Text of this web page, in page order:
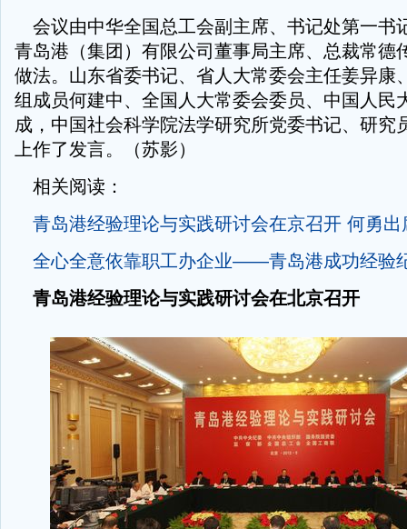
会议由中华全国总工会副主席、书记处第一书
青岛港（集团）有限公司董事局主席、总裁常德
做法。山东省委书记、省人大常委会主任姜异康
组成员何建中、全国人大常委会委员、中国人民
成，中国社会科学院法学研究所党委书记、研究
上作了发言。（苏影）
相关阅读：
青岛港经验理论与实践研讨会在京召开 何勇出
全心全意依靠职工办企业——青岛港成功经验
青岛港经验理论与实践研讨会在北京召开